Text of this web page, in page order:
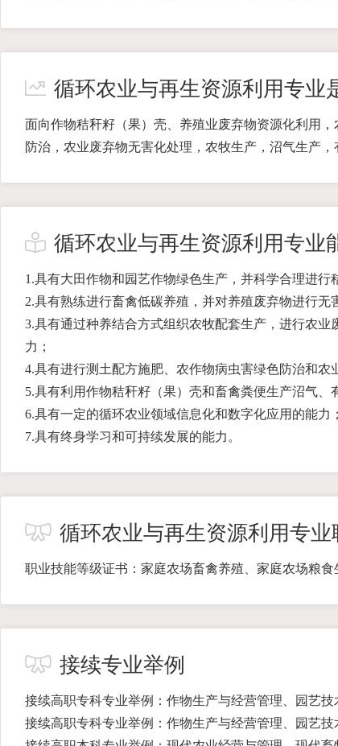
循环农业与再生资源利用专业
面向作物秸秆籽（果）壳、养殖业废弃物资源化利用
防治，农业废弃物无害化处理，农牧生产，沼气生产，
循环农业与再生资源利用专业
1.具有大田作物和园艺作物绿色生产，并科学合理进行
2.具有熟练进行畜禽低碳养殖，并对养殖废弃物进行无
3.具有通过种养结合方式组织农牧配套生产，进行农
力；
4.具有进行测土配方施肥、农作物病虫害绿色防治和农
5.具有利用作物秸秆籽（果）壳和畜禽粪便生产沼气、
6.具有一定的循环农业领域信息化和数字化应用的能力；
7.具有终身学习和可持续发展的能力。
循环农业与再生资源利用专业
职业技能等级证书：家庭农场畜禽养殖、家庭农场粮
接续专业举例
接续高职专科专业举例：作物生产与经营管理、园艺
接续高职专科专业举例：作物生产与经营管理、园艺